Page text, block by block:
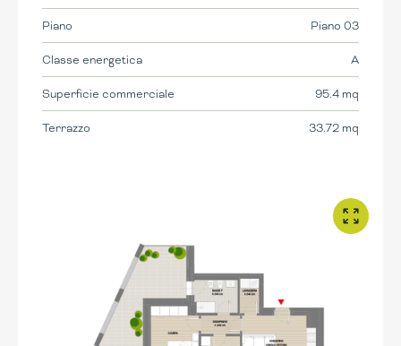
Piano Piano 03
Classe energetica A
Superficie commerciale 95.4 mq
Terrazzo 33.72 mq